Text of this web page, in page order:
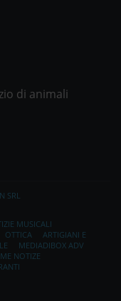
di animali
SRL
MUSICALI
OTTICA
ARTIGIANI E
MEDIADIBOX ADV
NOTIZE